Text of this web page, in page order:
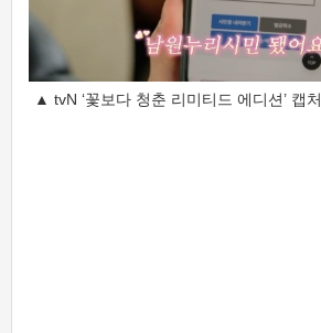
▲ tvN ‘꽃보다 청춘 리미티드 에디션’ 캡처